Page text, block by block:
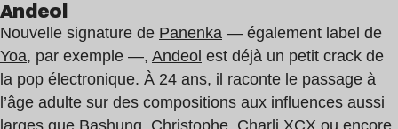
Andeol
Nouvelle signature de Panenka — également label de
Yoa, par exemple —, Andeol est déjà un petit crack de
la pop électronique. À 24 ans, il raconte le passage à
l’âge adulte sur des compositions aux influences aussi
larges que Bashung, Christophe, Charli XCX ou encore